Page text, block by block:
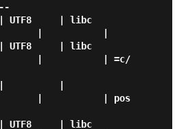
8 |        |           |
8 |        |           | =c/
|           | pos